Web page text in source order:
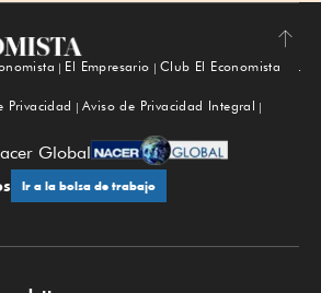
Subir
El Empresario
Club El Economista
Privacidad
Aviso de Privacidad Integral
Global
Ir a la bolsa de trabajo